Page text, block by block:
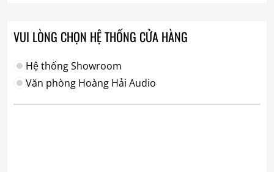
VUI LÒNG CHỌN HỆ THỐNG CỬA HÀNG
Hệ thống Showroom
Văn phòng Hoàng Hải Audio